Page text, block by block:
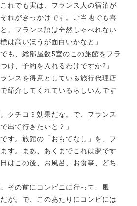
れでも実は、フランス人の宿泊が
れがきっかけです。ご当地でも喜
。フランス語は全然しゃべれない
は高いほうが面白いかなと」
も、総部屋数5室のこの旅館をフラ
け、予約を入れるわけですか?」
ンスを得意としている旅行代理店
紹介してくれているらしいんです
クチコミ効果だな。で、フランス
出て行きたいと？」
す。旅館の「おもてなし」を、フ
す。まあ、あくまでこれは夢です
はこの後、お風呂、お食事、どち
その前にコンビニに行って、風
が。で、このあたりにコンビには